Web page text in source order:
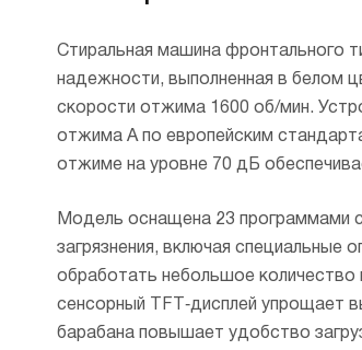
эксплуатации.механическому
и создает
режимы
в
высокую
Стиральная машина фронтального
надежности, выполненная в белом
скорости отжима 1600 об/мин.
отжима A по европейским
отжиме на уровне 70 дБ
Модель оснащена 23 программами
загрязнения, включая специальные
обработать небольшое количество
сенсорный TFT‑дисплей упрощает
барабана повышает удобство